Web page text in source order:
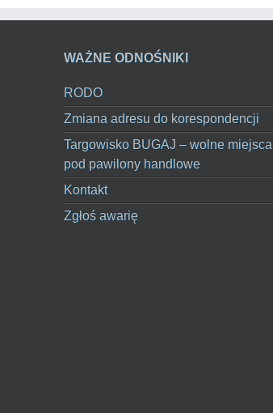
WAŻNE ODNOŚNIKI
RODO
Zmiana adresu do korespondencji
Targowisko BUGAJ – wolne miejsca
pod pawilony handlowe
Kontakt
Zgłoś awarię